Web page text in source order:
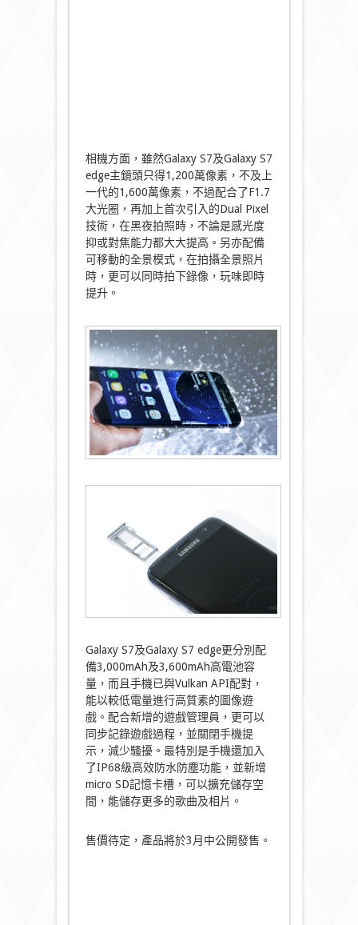
相機方面，雖然Galaxy S7及Galaxy S7
edge主鏡頭只得1,200萬像素，不及上
一代的1,600萬像素，不過配合了F1.7
大光圈，再加上首次引入的Dual Pixel
技術，在黑夜拍照時，不論是感光度
抑或對焦能力都大大提高。另亦配備
可移動的全景模式，在拍攝全景照片
時，更可以同時拍下錄像，玩味即時
提升。
Galaxy S7及Galaxy S7 edge更分別配
備3,000mAh及3,600mAh高電池容
量，而且手機已與Vulkan API配對，
能以較低電量進行高質素的圖像遊
戲。配合新增的遊戲管理員，更可以
同步記錄遊戲過程，並關閉手機提
示，減少騷擾。最特別是手機還加入
了IP68級高效防水防塵功能，並新增
micro SD記憶卡槽，可以擴充儲存空
間，能儲存更多的歌曲及相片。
售價待定，產品將於3月中公開發售。